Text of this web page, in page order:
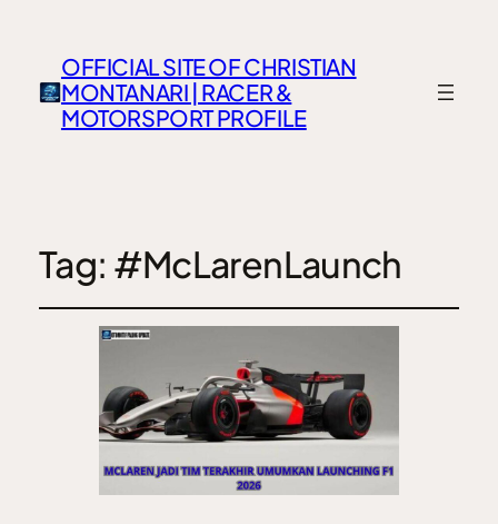
OFFICIAL SITE OF CHRISTIAN
MONTANARI | RACER &
MOTORSPORT PROFILE
Tag: #McLarenLaunch